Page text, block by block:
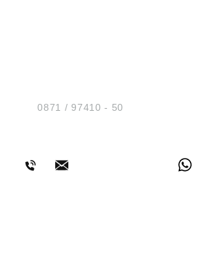
Tel.:0871 / 97410 - 50